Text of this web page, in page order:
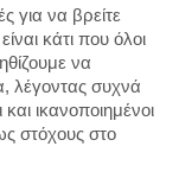
για να βρείτε
κάτι που όλοι
να
λέγοντας συχνά
ικανοποιημένοι
στόχους στο